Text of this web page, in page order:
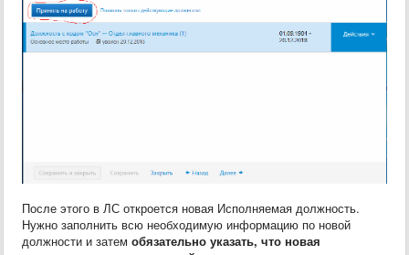
После этого в ЛС откроется новая Исполняемая должность.
Нужно заполнить всю необходимую информацию по новой
должности и затем обязательно указать, что новая